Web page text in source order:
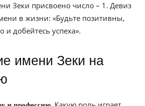
Зеки присвоено число – 1. Девиз
в жизни: «Будьте позитивны,
и добейтесь успеха».